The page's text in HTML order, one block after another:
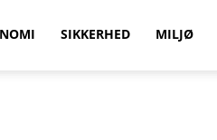
SIKKERHED MILJØ